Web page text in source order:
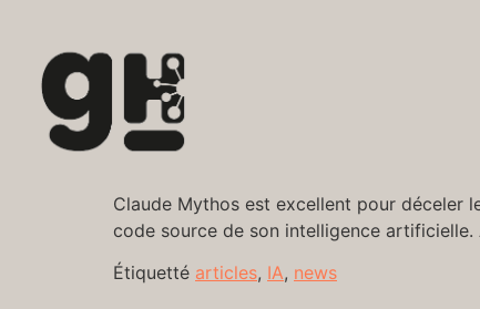
Claude Mythos est excellent pour déceler
code source de son intelligence artificielle.
Étiquetté articles, IA, news